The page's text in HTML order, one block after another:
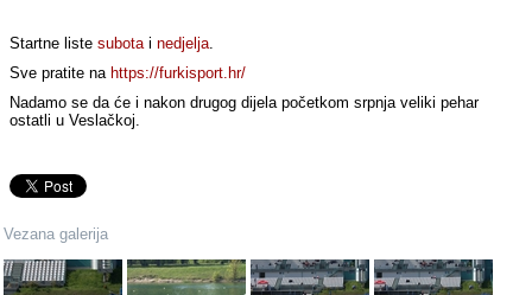
Startne listesubotainedjelja.
Sve pratite na https://furkisport.hr/
Nadamo se da će i nakon drugog dijela početkom srpnja veliki pehar
ostatli u Veslačkoj.
Vezana galerija